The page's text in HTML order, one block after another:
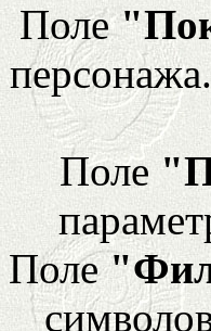
Поле
Поле
Поле